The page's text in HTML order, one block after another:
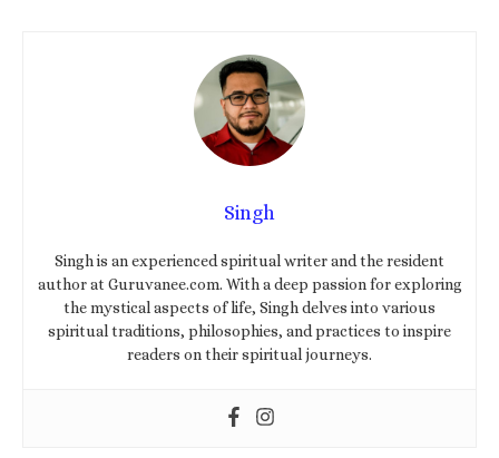
Singh
Singh is an experienced spiritual writer and the resident
author at Guruvanee.com. With a deep passion for exploring
the mystical aspects of life, Singh delves into various
spiritual traditions, philosophies, and practices to inspire
readers on their spiritual journeys.